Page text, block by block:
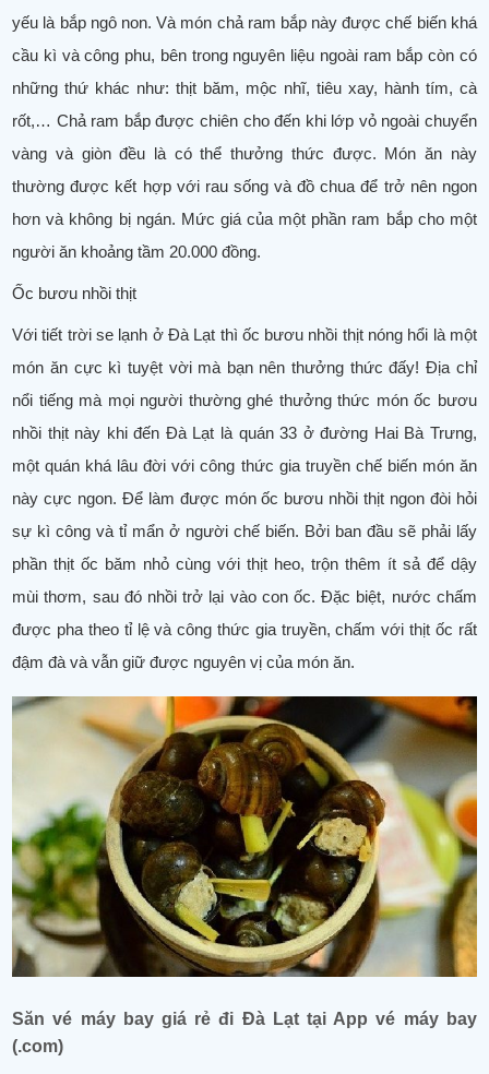
yếu là bắp ngô non. Và món chả ram bắp này được chế biến khá
cầu kì và công phu, bên trong nguyên liệu ngoài ram bắp còn có
những thứ khác như: thịt băm, mộc nhĩ, tiêu xay, hành tím, cà
rốt,… Chả ram bắp được chiên cho đến khi lớp vỏ ngoài chuyển
vàng và giòn đều là có thể thưởng thức được. Món ăn này
thường được kết hợp với rau sống và đồ chua để trở nên ngon
hơn và không bị ngán. Mức giá của một phần ram bắp cho một
người ăn khoảng tầm 20.000 đồng.
Ốc bươu nhồi thịt
Với tiết trời se lạnh ở Đà Lạt thì ốc bươu nhồi thịt nóng hổi là một
món ăn cực kì tuyệt vời mà bạn nên thưởng thức đấy! Địa chỉ
nổi tiếng mà mọi người thường ghé thưởng thức món ốc bươu
nhồi thịt này khi đến Đà Lạt là quán 33 ở đường Hai Bà Trưng,
một quán khá lâu đời với công thức gia truyền chế biến món ăn
này cực ngon. Để làm được món ốc bươu nhồi thịt ngon đòi hỏi
sự kì công và tỉ mẩn ở người chế biến. Bởi ban đầu sẽ phải lấy
phần thịt ốc băm nhỏ cùng với thịt heo, trộn thêm ít sả để dậy
mùi thơm, sau đó nhồi trở lại vào con ốc. Đặc biệt, nước chấm
được pha theo tỉ lệ và công thức gia truyền, chấm với thịt ốc rất
đậm đà và vẫn giữ được nguyên vị của món ăn.
Săn vé máy bay giá rẻ đi Đà Lạt tại App vé máy bay
(.com)